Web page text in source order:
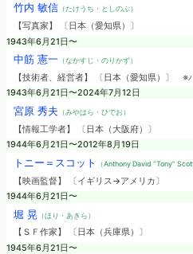
竹内 敏信 （たけうち・としのぶ）
【写真家】 〔日本（愛知県）〕
1943年6月21日〜
中筋 憲一（なかすじ・のりかず）
【技術者、経営者】 〔日本（愛知県）〕 ※
1943年6月21日〜2024年7月12日
宮原 秀夫 （みやはら・ひでお）
【情報工学者】 〔日本（大阪府）〕
1944年6月21日〜2012年8月19日
トニー＝スコット （Anthony David “Tony” Scott
【映画監督】 〔イギリス→アメリカ〕
1944年6月21日〜
堀 晃 （ほり・あきら）
【ＳＦ作家】 〔日本（兵庫県）〕
1945年6月21日〜